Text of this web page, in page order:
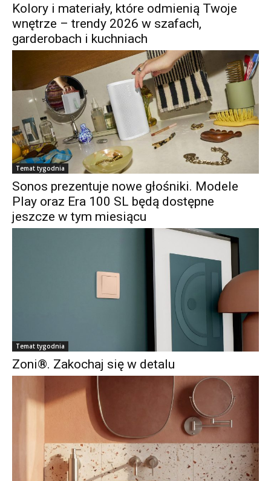
Kolory i materiały, które odmienią Twoje
wnętrze – trendy 2026 w szafach,
garderobach i kuchniach
Temat tygodnia
Sonos prezentuje nowe głośniki. Modele
Play oraz Era 100 SL będą dostępne
jeszcze w tym miesiącu
Temat tygodnia
Zoni®. Zakochaj się w detalu